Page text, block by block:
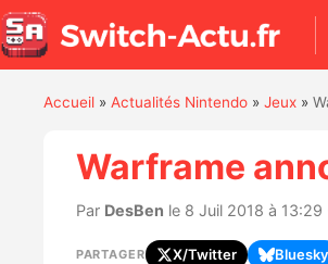
Accueil» Actualités Nintendo» Jeux»
Warframe
Par DesBen le 8 Juil 2018 à
PARTAGER X/Twitter Bluesky